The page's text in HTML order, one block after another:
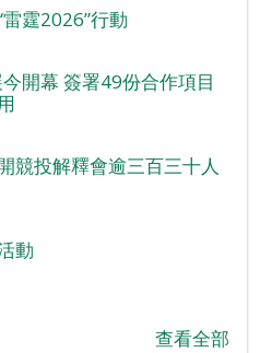
霆2026”行動
開幕 簽署49份合作項目
競投解釋會逾三百三十人
動
查看全部